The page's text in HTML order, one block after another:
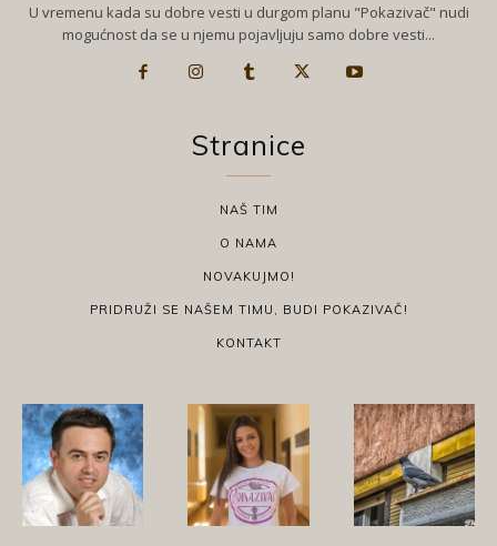
U vremenu kada su dobre vesti u durgom planu "Pokazivač" nudi
mogućnost da se u njemu pojavljuju samo dobre vesti...
Stranice
NAŠ TIM
O NAMA
NOVAKUJMO!
PRIDRUŽI SE NAŠEM TIMU, BUDI POKAZIVAČ!
KONTAKT